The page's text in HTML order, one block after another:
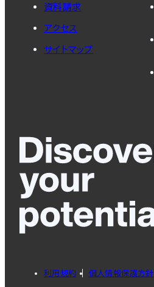
資料請求
アクセス
サイトマップ
利用規約 個人情報保護方針